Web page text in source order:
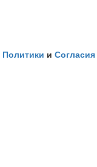
Политики и Согласия